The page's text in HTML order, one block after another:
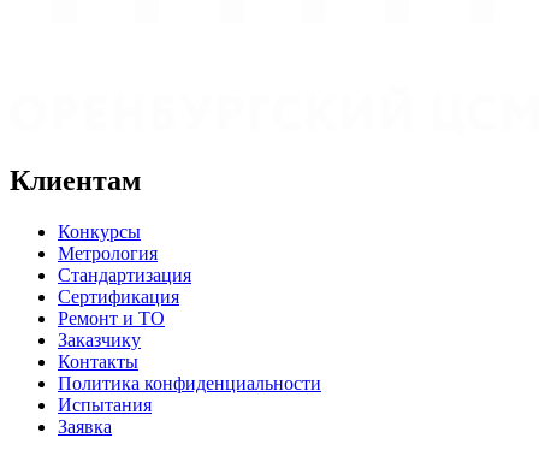
Клиентам
Конкурсы
Метрология
Стандартизация
Сертификация
Ремонт и ТО
Заказчику
Контакты
Политика конфиденциальности
Испытания
Заявка